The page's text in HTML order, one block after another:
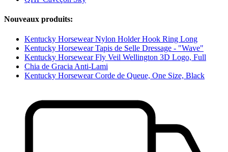
Nouveaux produits:
Kentucky Horsewear Nylon Holder Hook Ring Long
Kentucky Horsewear Tapis de Selle Dressage - "Wave"
Kentucky Horsewear Fly Veil Wellington 3D Logo, Full
Chia de Gracia Anti-Lami
Kentucky Horsewear Corde de Queue, One Size, Black